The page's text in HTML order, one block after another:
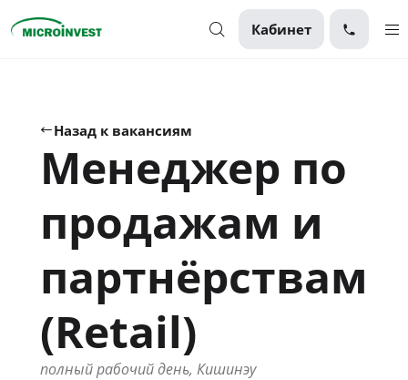
Кабинет
Для бизнеса
О компании
Назад к вакансиям
Менеджер по
продажам и
партнёрствам
(Retail)
полный рабочий день, Кишинэу